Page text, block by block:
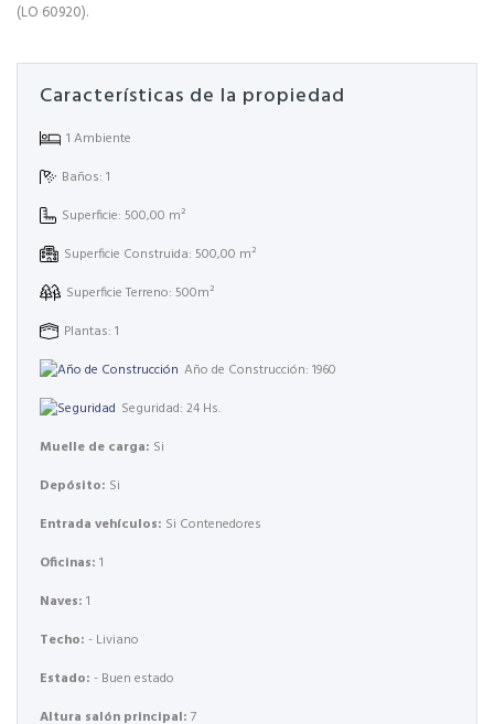
(LO 60920).
Características de la propiedad
1 Ambiente
Baños: 1
Superficie: 500,00 m²
Superficie Construida: 500,00 m²
Superficie Terreno: 500m²
Plantas: 1
Año de Construcción: 1960
Seguridad: 24 Hs.
Muelle de carga: Si
Depósito: Si
Entrada vehículos: Si Contenedores
Oficinas: 1
Naves: 1
Techo: - Liviano
Estado: - Buen estado
Altura salón principal: 7